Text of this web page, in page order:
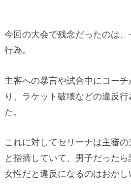
今回の大会で残念だったのは
行為。
主審への暴言や試合中にコー
り、ラケット破壊などの違反
た。
これに対してセリーナは主審の
と指摘していて、男子だった
女性だと違反になるのはおかし